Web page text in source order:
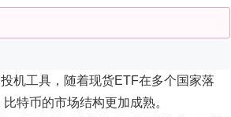
机工具，随着现货ETF在多个国家落
特币的市场结构更加成熟。